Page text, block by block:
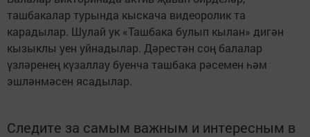
ташбакалар турында кыскача видеоролик та
карадылар. Шулай ук «Ташбака булып кылан» дигән
кызыклы уен уйнадылар. Дәрестән соң балалар
үзләренең күзаллау буенча ташбака рәсемен һәм
эшләнмәсен ясадылар.
Следите за самым важным и интересным в